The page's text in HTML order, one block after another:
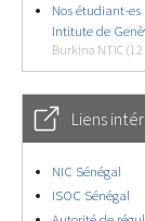
Nos étudiant-
Intitute de
Burkina NTIC (12
Liens
NIC Sénégal
ISOC Sénégal